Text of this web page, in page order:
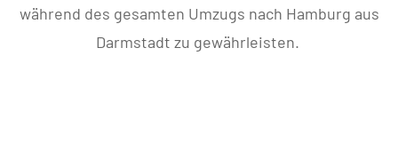
während des gesamten Umzugs nach Hamburg aus
Darmstadt zu gewährleisten.